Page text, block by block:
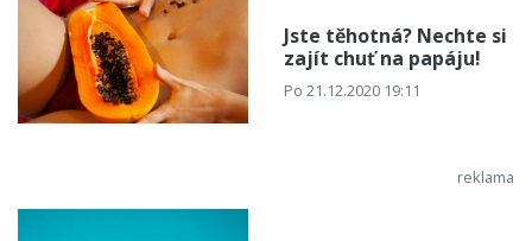
Jste těhotná? Nechte si
zajít chuť na papáju!
Po 21.12.2020 19:11